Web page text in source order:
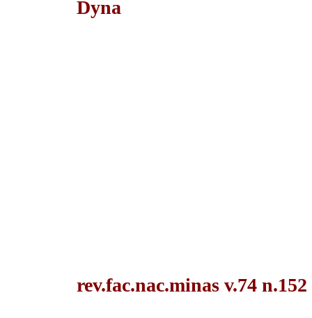
Dyna
rev.fac.nac.minas v.74